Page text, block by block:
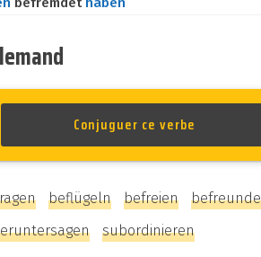
beflügeln befreien
subordinieren